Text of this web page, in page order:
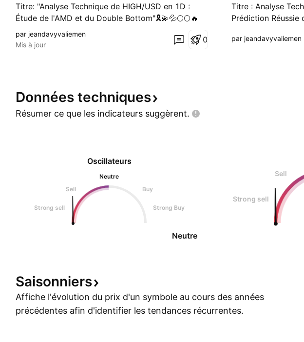
Titre: "Analyse Technique de HIGH/USD en 1D :
Étude de l'AMD et du Double Bottom"🎗💫💦🌕🌕🔥
Sous-titre: "Exploration des Mouvements de Prix et
Objectifs à Venir"🍰🎗⭐🌕💢🍿 Introduction: Dans
par jeandavyvaliemen
Mis à jour
0
Titre : Analyse
Prédiction
Fibonacci : Une
par jeandavyvaliemen
Données techniques
Résumer ce que les indicateurs suggèrent.
Oscillateurs
Neutre
Sell
Buy
Strong sell Strong Buy
Neutre
Sell
Strong sell
Saisonniers
Affiche l'évolution du prix d'un symbole au cours des années
précédentes afin d'identifier les tendances récurrentes.